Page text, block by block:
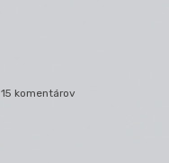
15 komentárov